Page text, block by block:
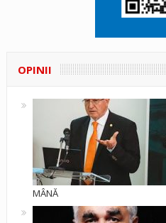
OPINII
MÂNĂ